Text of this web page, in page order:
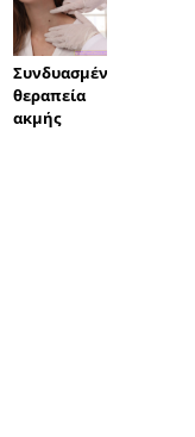
Συνδυασμένη
θεραπεία
ακμής